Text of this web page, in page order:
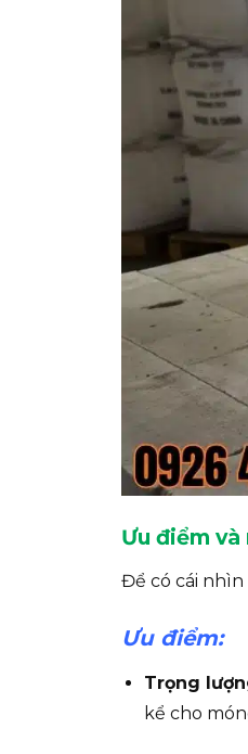
Ưu điểm
Để có cái
Ưu điểm:
Trọng
kể cho